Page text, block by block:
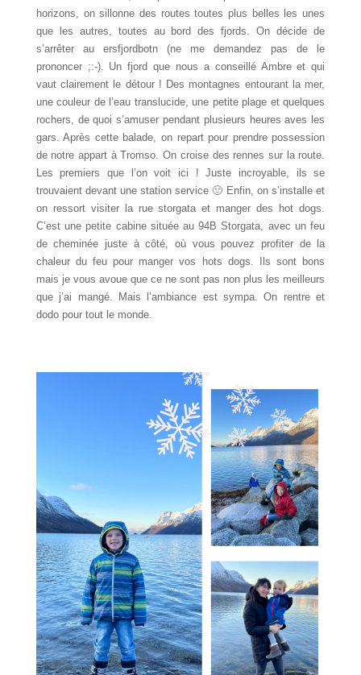
horizons, on sillonne des routes toutes plus belles les unes
que les autres, toutes au bord des fjords. On décide de
s’arrêter au ersfjordbotn (ne me demandez pas de le
prononcer ;:-). Un fjord que nous a conseillé Ambre et qui
vaut clairement le détour ! Des montagnes entourant la mer,
une couleur de l’eau translucide, une petite plage et quelques
rochers, de quoi s’amuser pendant plusieurs heures aves les
gars. Après cette balade, on repart pour prendre possession
de notre appart à Tromso. On croise des rennes sur la route.
Les premiers que l’on voit ici ! Juste incroyable, ils se
trouvaient devant une station service 🙂 Enfin, on s’installe et
on ressort visiter la rue storgata et manger des hot dogs.
C’est une petite cabine située au 94B Storgata, avec un feu
de cheminée juste à côté, où vous pouvez profiter de la
chaleur du feu pour manger vos hots dogs. Ils sont bons
mais je vous avoue que ce ne sont pas non plus les meilleurs
que j’ai mangé. Mais l’ambiance est sympa. On rentre et
dodo pour tout le monde.